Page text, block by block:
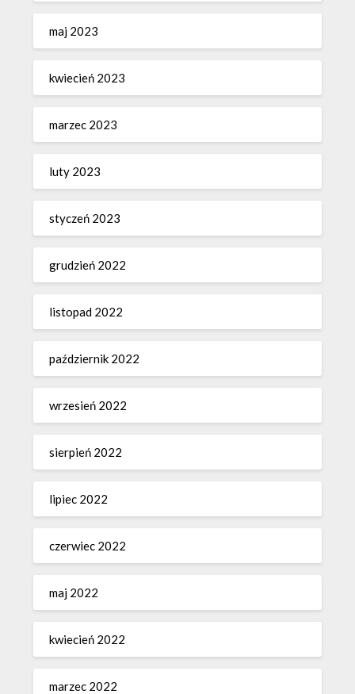
maj 2023
kwiecień 2023
marzec 2023
luty 2023
styczeń 2023
grudzień 2022
listopad 2022
październik 2022
wrzesień 2022
sierpień 2022
lipiec 2022
czerwiec 2022
maj 2022
kwiecień 2022
marzec 2022